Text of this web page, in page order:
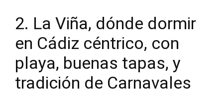
2. La Viña, dónde dormir
en Cádiz céntrico, con
playa, buenas tapas, y
tradición de Carnavales